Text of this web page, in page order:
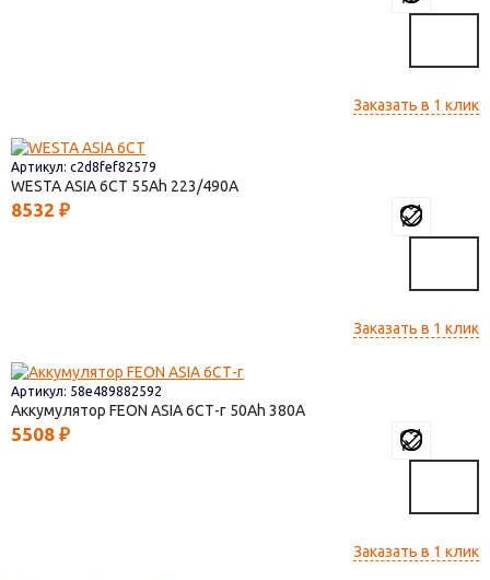
Заказать в 1 клик
Артикул: c2d8fef82579
WESTA ASIA 6СТ 55 223/490
8532 ₽
Заказать в 1 клик
Артикул: 58e489882592
Аккумулятор FEON ASIA 6СТ-г 50 380
5508 ₽
Заказать в 1 клик